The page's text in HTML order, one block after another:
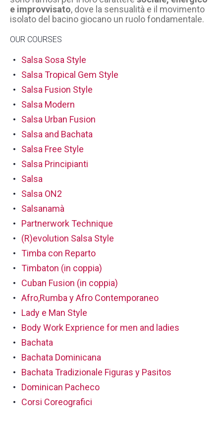
e improvvisato, dove la sensualità e il movimento
isolato del bacino giocano un ruolo fondamentale.
OUR COURSES
Salsa Sosa Style
Salsa Tropical Gem Style
Salsa Fusion Style
Salsa Modern
Salsa Urban Fusion
Salsa and Bachata
Salsa Free Style
Salsa Principianti
Salsa
Salsa ON2
Salsanamà
Partnerwork Technique
(R)evolution Salsa Style
Timba con Reparto
Timbaton (in coppia)
Cuban Fusion (in coppia)
Afro,Rumba y Afro Contemporaneo
Lady e Man Style
Body Work Exprience for men and ladies
Bachata
Bachata Dominicana
Bachata Tradizionale Figuras y Pasitos
Dominican Pacheco
Corsi Coreografici